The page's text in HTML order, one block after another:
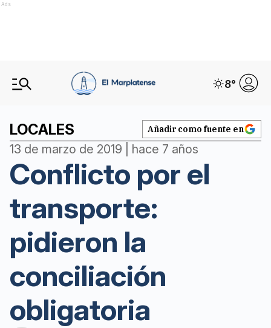
Ads
8°
LOCALES Añadir como fuente en
13 de marzo de 2019 | hace 7 años
Conflicto por el
transporte:
pidieron la
conciliación
obligatoria